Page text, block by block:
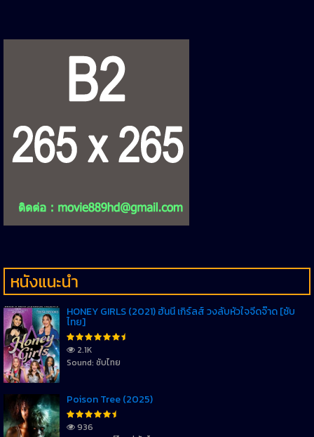
หนังแนะนำ
HONEY GIRLS (2021) ฮันนี่ เกิร์ลส์ วงลับหัวใจจี๊ดจ๊าด [ซับ
ไทย]
2.1K
Sound: ซับไทย
Poison Tree (2025)
936